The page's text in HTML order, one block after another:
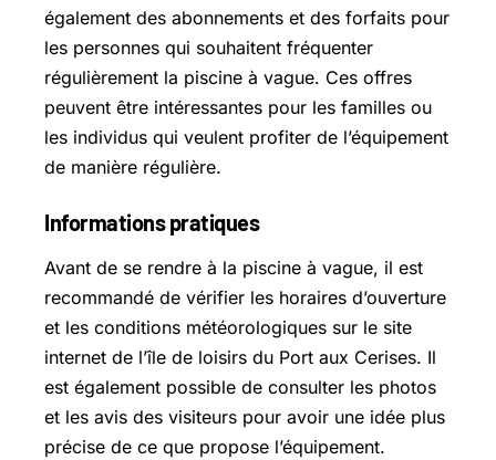
également des abonnements et des forfaits pour
les personnes qui souhaitent fréquenter
régulièrement la piscine à vague. Ces offres
peuvent être intéressantes pour les familles ou
les individus qui veulent profiter de l’équipement
de manière régulière.
Informations pratiques
Avant de se rendre à la piscine à vague, il est
recommandé de vérifier les horaires d’ouverture
et les conditions météorologiques sur le site
internet de l’île de loisirs du Port aux Cerises. Il
est également possible de consulter les photos
et les avis des visiteurs pour avoir une idée plus
précise de ce que propose l’équipement.